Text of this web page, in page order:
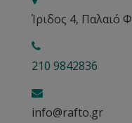
Ίριδος 4, Παλαιό
210 9842836
info@rafto.gr